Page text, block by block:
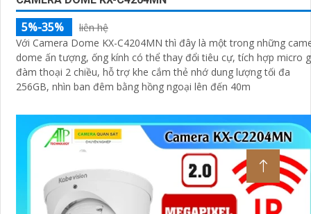
5%-35%
liên hệ
Với Camera Dome KX-C4204MN thì đây là một trong những
dome ấn tượng, ống kính có thể thay đổi tiêu cự, tích hợp micro
đàm thoại 2 chiều, hỗ trợ khe cắm thẻ nhớ dung lượng tối đa
256GB, nhìn ban đêm bằng hồng ngoại lên đến 40m